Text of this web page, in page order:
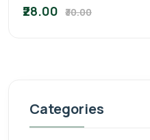
₹28.00 ₹30.00
Categories